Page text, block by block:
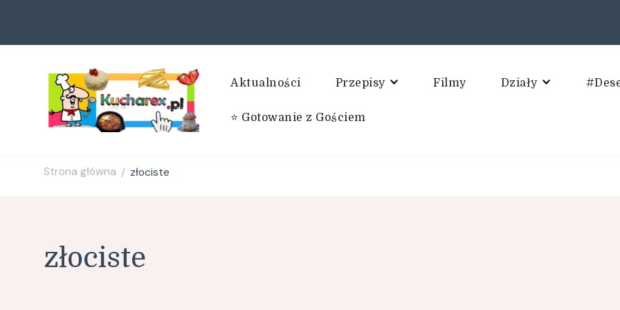
Aktualności Przepisy Filmy Działy
⭐ Gotowanie z Gościem
Strona główna / złociste
złociste